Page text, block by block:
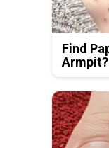
Find